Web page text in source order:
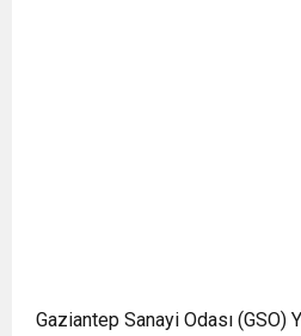
Gaziantep Sanayi Odası (GSO)